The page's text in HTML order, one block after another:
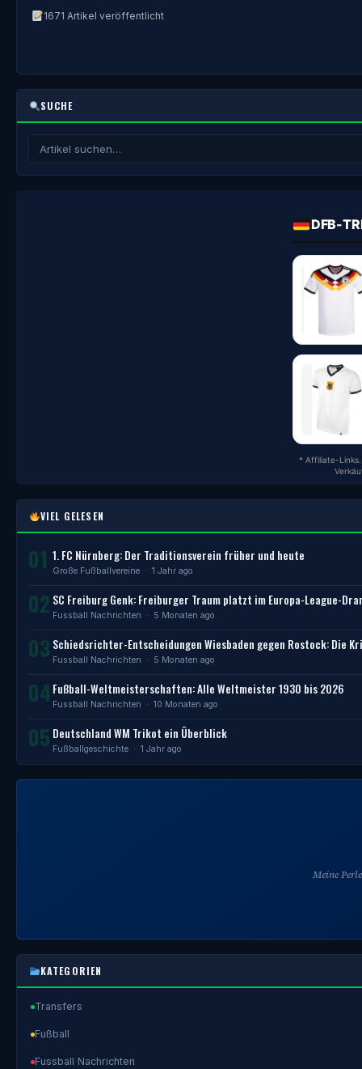
1671 Artikel veröffentlicht
SUCHE
DFB-
* Affiliate-
VIEL GELESEN
01 1. FC Nürnberg: Der Traditionsverein früher und heute
Große Fußballvereine · 1 Jahr ago
02 SC Freiburg Genk: Freiburger Traum platzt im Europa-League-
Fussball Nachrichten · 5 Monaten ago
03 Schiedsrichter-Entscheidungen Wiesbaden gegen Rostock: Die
Fussball Nachrichten · 5 Monaten ago
04 Fußball-Weltmeisterschaften: Alle Weltmeister 1930 bis 2026
Fussball Nachrichten · 10 Monaten ago
05 Deutschland WM Trikot ein Überblick
Fußballgeschichte · 1 Jahr ago
Meine
KATEGORIEN
Transfers
Fußball
Fussball Nachrichten